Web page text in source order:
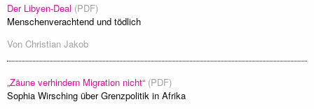
Der Libyen-Deal (PDF)
Menschenverachtend und tödlich
Von Christian Jakob
„Zäune verhindern Migration nicht“ (PDF)
Sophia Wirsching über Grenzpolitik in Afrika